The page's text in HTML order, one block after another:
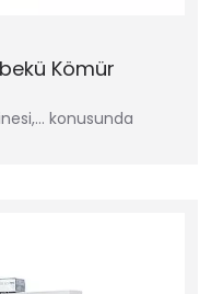
Kömür
konusunda